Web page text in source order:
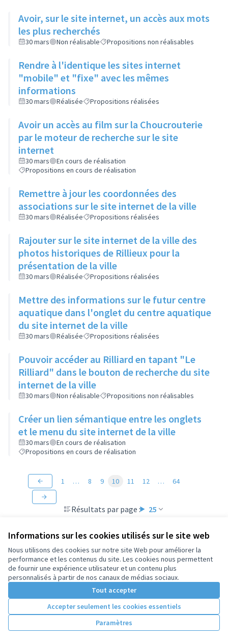
Informations sur les cookies utilisés sur le site web
Nous utilisons des cookies sur notre site Web pour améliorer la
performance et les contenus du site. Les cookies nous permettent
de fournir une expérience utilisateur et un contenu plus
personnalisés à partir de nos canaux de médias sociaux.
Tout accepter
Accepter seulement les cookies essentiels
Paramètres
Avoir, sur le site internet, un accès aux mots
les plus recherchés
30 mars Non réalisable Propositions non réalisables
Rendre à l'identique les sites internet
"mobile" et "fixe" avec les mêmes
informations
30 mars Réalisée Propositions réalisées
Avoir un accès au film sur la Choucrouterie
par le moteur de recherche sur le site
internet
30 mars
En cours de réalisation
Propositions en cours de réalisation
Remettre à jour les coordonnées des
associations sur le site internet de la ville
30 mars Réalisée Propositions réalisées
Rajouter sur le site internet de la ville des
photos historiques de Rillieux pour la
présentation de la ville
30 mars Réalisée Propositions réalisées
Mettre des informations sur le futur centre
aquatique dans l'onglet du centre aquatique
du site internet de la ville
30 mars Réalisée Propositions réalisées
Pouvoir accéder au Rilliard en tapant "Le
Rilliard" dans le bouton de recherche du site
internet de la ville
30 mars Non réalisable Propositions non réalisables
Créer un lien sémantique entre les onglets
et le menu du site internet de la ville
30 mars
En cours de réalisation
Propositions en cours de réalisation
Résultats par page : 25
1 … 8 9 10 11 12 … 64
Conditions d'utilisation
Paramètres des cookies
(Lien externe)Open Source Politics
(Lien externe)
grâce au
Decidim
.
Licence
(Lien